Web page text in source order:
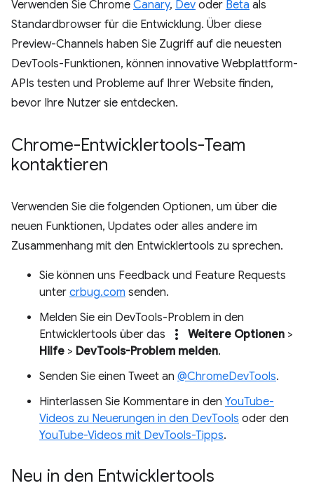
Verwenden Sie Chrome Canary, Dev oder Beta als
Standardbrowser für die Entwicklung. Über diese
Preview-Channels haben Sie Zugriff auf die neuesten
DevTools-Funktionen, können innovative Webplattform-
APIs testen und Probleme auf Ihrer Website finden,
bevor Ihre Nutzer sie entdecken.
Chrome-Entwicklertools-Team
kontaktieren
Verwenden Sie die folgenden Optionen, um über die
neuen Funktionen, Updates oder alles andere im
Zusammenhang mit den Entwicklertools zu sprechen.
Sie können uns Feedback und Feature Requests
unter crbug.com senden.
Melden Sie ein DevTools-Problem in den
Entwicklertools über das
more_vert Weitere Optionen >
Hilfe > DevTools-Problem melden.
Senden Sie einen Tweet an @ChromeDevTools.
Hinterlassen Sie Kommentare in den YouTube-
Videos zu Neuerungen in den DevTools oder den
YouTube-Videos mit DevTools-Tipps.
Neu in den Entwicklertools